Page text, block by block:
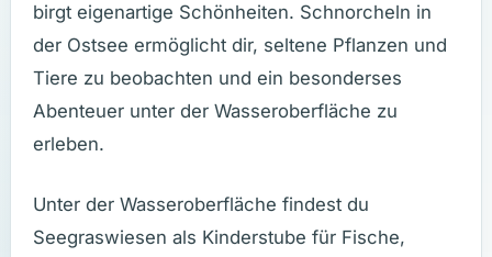
birgt eigenartige Schönheiten. Schnorcheln in
der Ostsee ermöglicht dir, seltene Pflanzen und
Tiere zu beobachten und ein besonderses
Abenteuer unter der Wasseroberfläche zu
erleben.
Unter der Wasseroberfläche findest du
Seegraswiesen als Kinderstube für Fische,